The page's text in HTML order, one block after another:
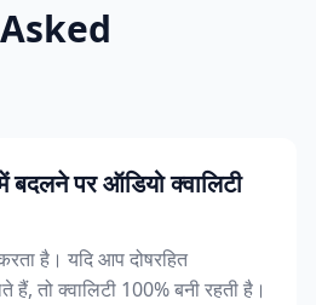
पर ऑडियो क्वालिटी
करता है। यदि आप दोषरहित
तो क्वालिटी 100% बनी रहती है।